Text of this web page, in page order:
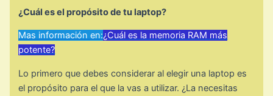
¿Cuál es el propósito de tu laptop?
Mas información en:¿Cuál es la memoria RAM más
potente?
Lo primero que debes considerar al elegir una laptop es
el propósito para el que la vas a utilizar. ¿La necesitas